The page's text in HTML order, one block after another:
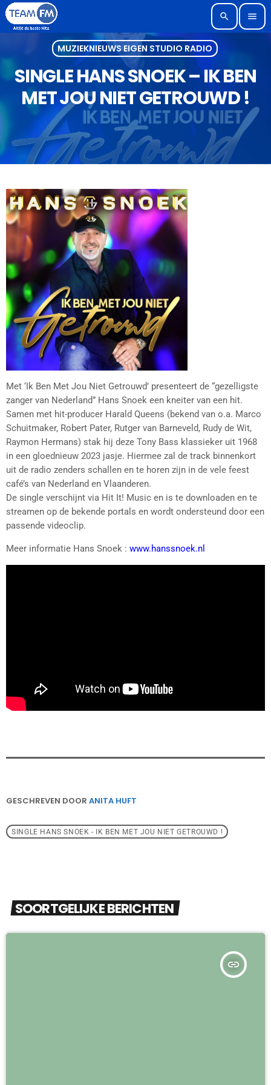
search menu
MUZIEKNIEUWS EIGEN STUDIO RADIO
SINGLE HANS SNOEK – IK BEN
MET JOU NIET GETROUWD !
Met ‘Ik Ben Met Jou Niet Getrouwd’ presenteert de “gezelligste
zanger van Nederland” Hans Snoek een kneiter van een hit.
Samen met hit-producer Harald Queens (bekend van o.a. Marco
Schuitmaker, Robert Pater, Rutger van Barneveld, Rudy de Wit,
Raymon Hermans) stak hij deze Tony Bass klassieker uit 1968
in een gloednieuw 2023 jasje. Hiermee zal de track binnenkort
uit de radio zenders schallen en te horen zijn in de vele feest
café’s van Nederland en Vlaanderen.
De single verschijnt via Hit It! Music en is te downloaden en te
streamen op de bekende portals en wordt ondersteund door een
passende videoclip.
Meer informatie Hans Snoek : www.hanssnoek.nl
GESCHREVEN DOOR ANITA HUFT
SINGLE HANS SNOEK - IK BEN MET JOU NIET GETROUWD !
SOORTGELIJKE BERICHTEN
insert_link